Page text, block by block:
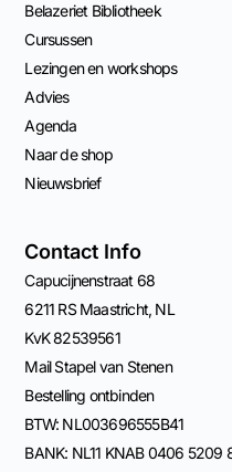
Belazeriet Bibliotheek
Cursussen
Lezingen en workshops
Advies
Agenda
Naar de shop
Nieuwsbrief
Contact Info
Capucijnenstraat 68
6211 RS Maastricht, NL
KvK 82539561
Mail Stapel van Stenen
Bestelling ontbinden
BTW: NL003696555B41
BANK: NL11 KNAB 0406 5209